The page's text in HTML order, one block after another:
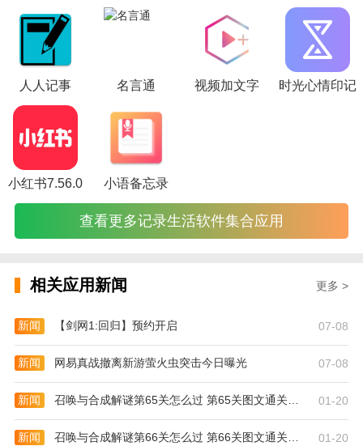
3.阅读记录和每篇小说阅读的实际情况将在应用程序中
进行跟踪和管理。
4.免费服务，所有新颖的资源服务等。，将在应用程序
中免费提供。
人人记事 名言通 视频加文字 时光心情印记
小红书7.56.0 小语备忘录
查看更多记录生活软件集合应用
相关应用新闻 更多 >
新闻 【剑网1:回归】预约开启 07-08
新闻 网易真战撤离新游萤火虫突击今日曝光 07-08
新闻 召唤与合成解谜第65关怎么过 第65关图文通关攻略 01-20
新闻 召唤与合成解谜第66关怎么过 第66关图文通关攻略 01-20